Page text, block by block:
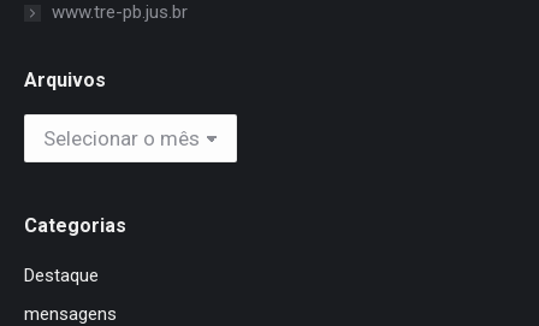
www.tre-pb.jus.br
Arquivos
Arquivos
Categorias
Destaque
mensagens